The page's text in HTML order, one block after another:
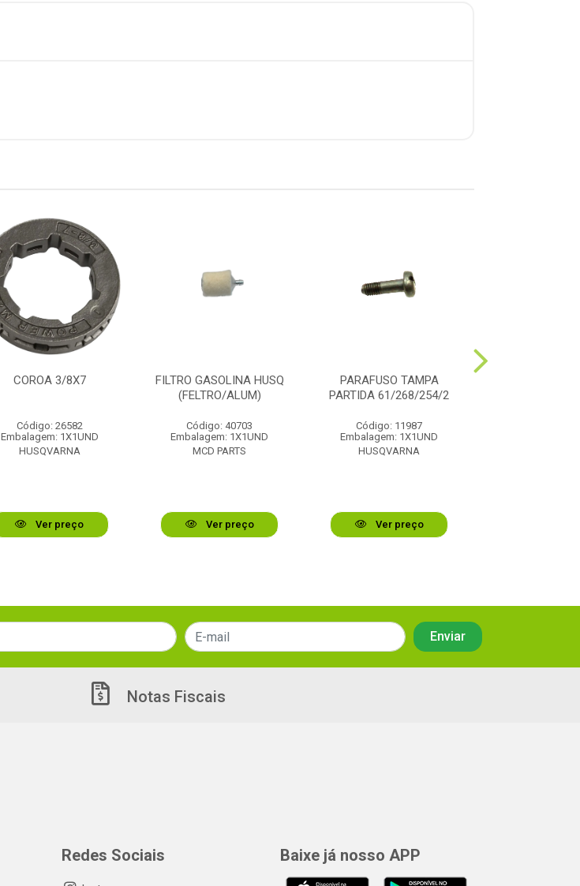
COROA 3/8X7
Código: 26582
Embalagem: 1X1UND
HUSQVARNA
Ver preço
FILTRO GASOLINA HUSQ
(FELTRO/ALUM)
Código: 40703
Embalagem: 1X1UND
MCD PARTS
Ver preço
PARAFUSO TAMPA
PARTIDA 61/268/254/2
Código: 11987
Embalagem: 1X1UND
HUSQVARNA
Ver preço
Notas Fiscais
Redes Sociais Baixe já nosso APP